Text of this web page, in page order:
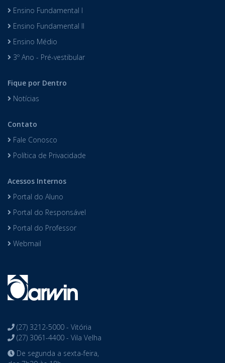
Ensino Fundamental I
Ensino Fundamental II
Ensino Médio
3º Ano - Pré-vestibular
Fique por Dentro
Notícias
Contato
Fale Conosco
Política de Privacidade
Acessos Internos
Portal do Aluno
Portal do Responsável
Portal do Professor
Webmail
(27) 3212-5000 - Vitória
(27) 3061-4400 - Vila Velha
De segunda a sexta-feira,